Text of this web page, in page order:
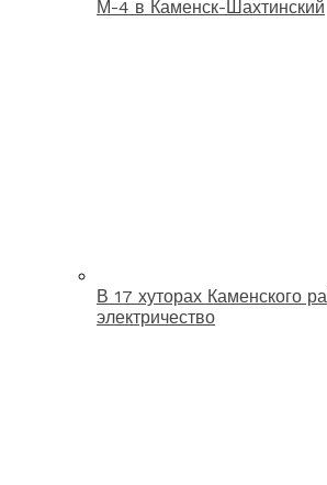
М-4 в Каменск-Шахтинский
В 17 хуторах Каменского
электричество